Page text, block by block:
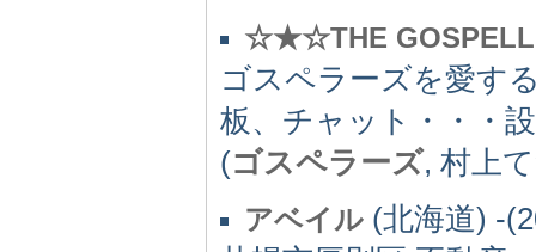
☆★☆THE
ゴスペラーズを愛す
板、チャット・・・
(ゴスペラーズ, 村上
アベイル (北海道) -